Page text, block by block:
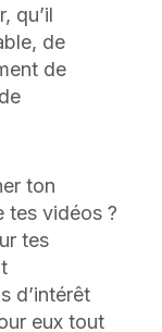
qu’il
de
de
ton
tes vidéos ?
tes
d’intérêt
eux tout